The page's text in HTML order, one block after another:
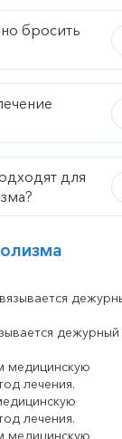
бросить
для
дежурный
лечения.